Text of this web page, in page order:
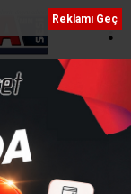
Reklamı Geç